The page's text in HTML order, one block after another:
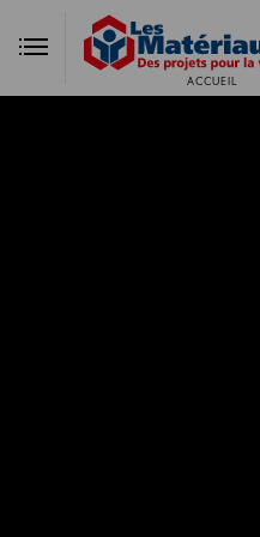
ACCUEIL